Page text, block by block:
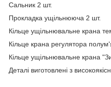
Сальник 2 шт.
Прокладка ущільнююча 2 шт.
Кільце ущільнювальне крана
Кільце крана регулятора
Кільце ущільнювальне крана
Деталі виготовлені з